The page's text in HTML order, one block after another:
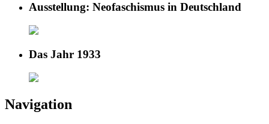
Ausstellung: Neofaschismus in Deutschland
Das Jahr 1933
Navigation